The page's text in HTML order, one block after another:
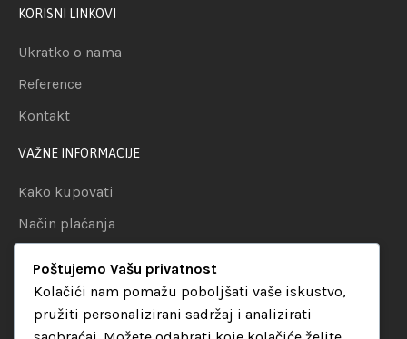
KORISNI LINKOVI
Ukratko o nama
Reference
Kontakt
VAŽNE INFORMACIJE
Kako kupovati
Način plaćanja
Politika privatnosti
KATEGORIJE
Poštujemo Vašu privatnost
Kolačići nam pomažu poboljšati vaše iskustvo,
pružiti personalizirani sadržaj i analizirati